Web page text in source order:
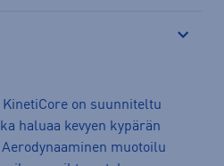
KinetiCore on suunniteltu
haluaa kevyen kypärän
muotoilu